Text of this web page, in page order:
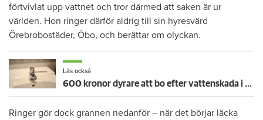
förtvivlat upp vattnet och tror därmed att saken är ur
världen. Hon ringer därför aldrig till sin hyresvärd
Örebrobostäder, Öbo, och berättar om olyckan.
Läs också
600 kronor dyrare att bo efter vattenskada i Varberg
Ringer gör dock grannen nedanför – när det börjar läcka